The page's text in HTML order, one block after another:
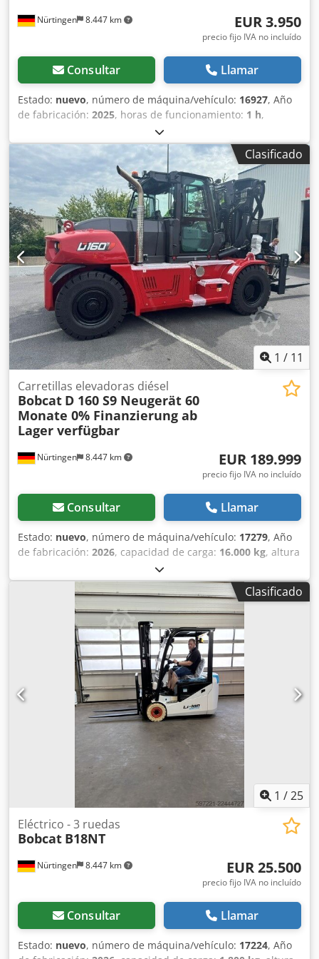
Nürtingen 8.447 km EUR 3.950
precio fijo IVA no incluído
Consultar Llamar
Estado: nuevo, número de máquina/vehículo: 16927, Año
de fabricación: 2025, horas de funcionamiento: 1 h,
1.200 kg, altura de elevación:
mm, centro de carga:600 mm, tipo de combustible:
eléctrico , tipo de mástil: Simplex
, altura de construcción:
, voltaje de la batería:24 V, longitud de la
horquilla:1.150 mm, peso total:576 kg, 5108763 Número
de serie: OBWNL-003130 Dkodpfxjyv S Rmj Ap Ier
Especificaciones de la batería: 24 V, 60 Ah.
Clasificado
1 / 11
Nürtingen 8.447 km
Carretillas elevadoras diésel
Bobcat D 160 S9 Neugerät 60
Monate 0% Finanzierung ab
Lager verfügbar
EUR 189.999
precio fijo IVA no incluído
Consultar Llamar
Estado: nuevo, número de máquina/vehículo: 17279, Año
de fabricación: 2026, capacidad de carga: 16.000 kg, altura
, ascensor libre:
de carga:600 mm, tipo de combustible:diésel, tipo de
triple, altura de construcción:3.030 mm, longitud
de la horquilla:2.400 mm, tamaño del neumático
12.00-20 100%, tamaño del neumático trasero:
12.00-20 100%, peso total:19.300 kg, Equipamiento:
, 5218640 Dsdpfx Aezp T Aujp Iekr Número de serie:
FDC0H-5107-00494
Clasificado
1 /25
Nürtingen 8.447 km
Eléctrico - 3 ruedas
Bobcat B18NT
EUR 25.500
precio fijo IVA no incluído
Consultar Llamar
Estado: nuevo, número de máquina/vehículo: 17224, Año